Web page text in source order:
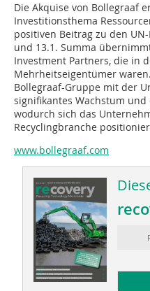
Die Akquise von Bollegraaf
Investitionsthema
positiven Beitrag zu den
und 13.1. Summa
Investment Partners, die in
Mehrheitseigentümer
Bollegraaf-Gruppe mit der
signifikantes Wachstum
wodurch sich das
Recyclingbranche
www.bollegraaf.com